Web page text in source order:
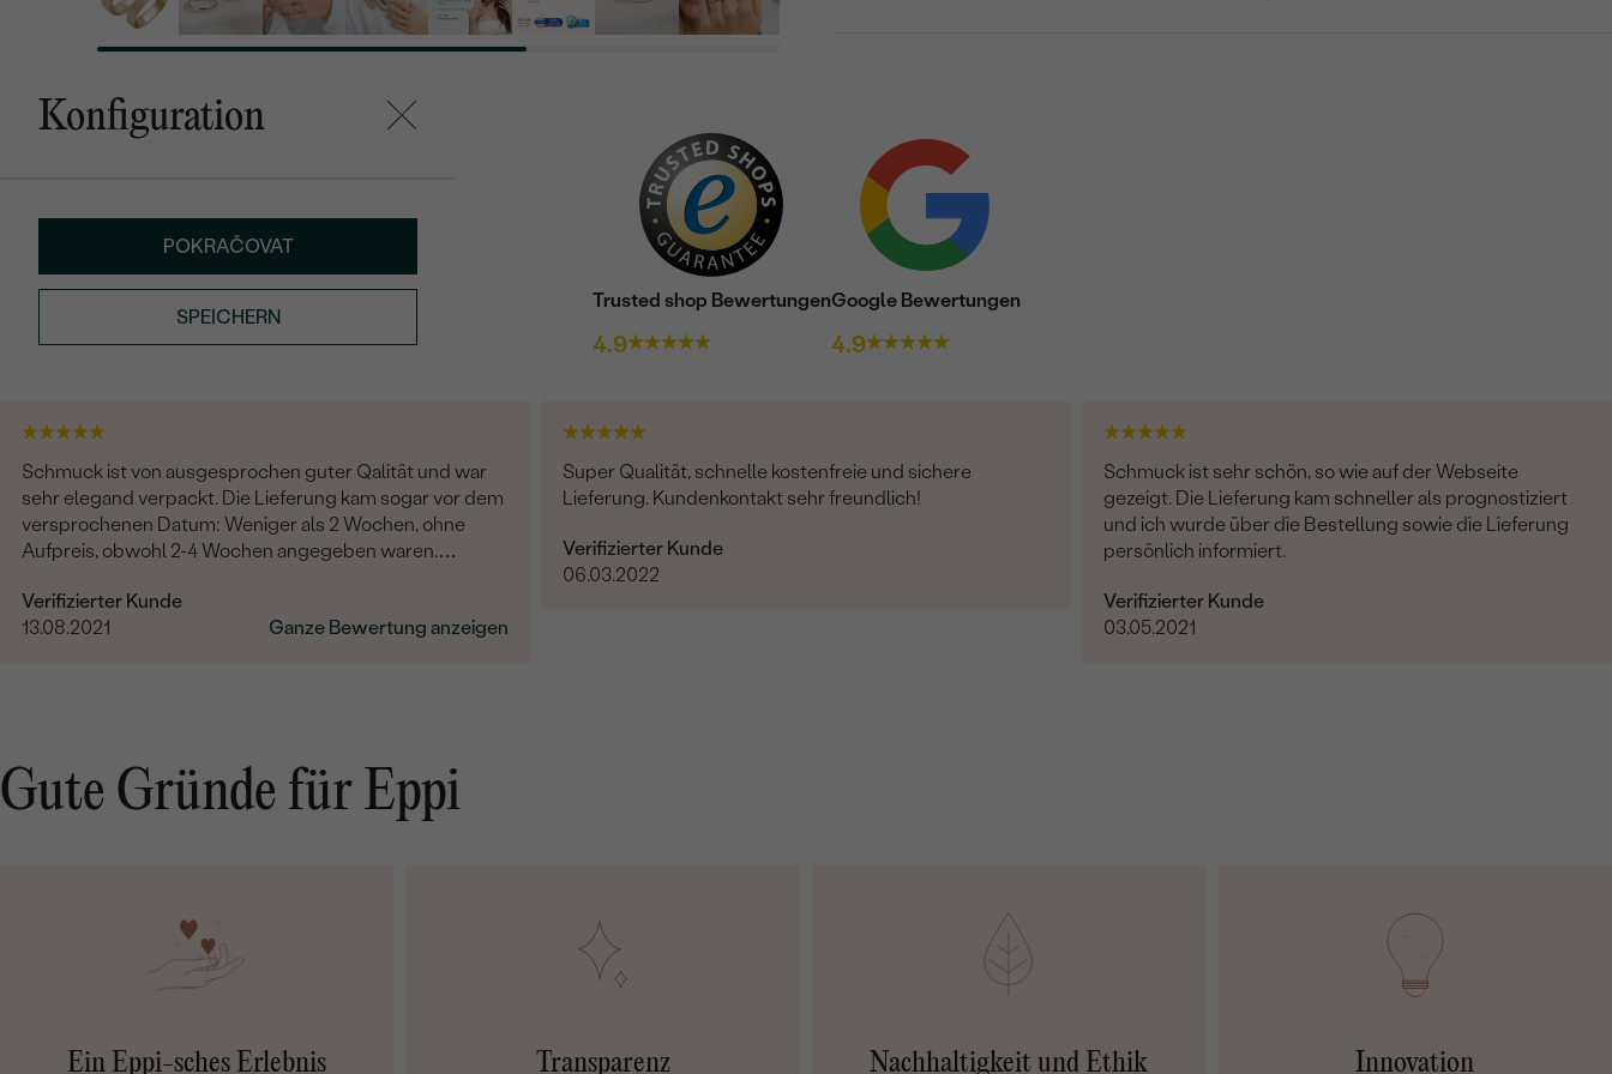
Konfiguration
POKRAČOVAT
SPEICHERN
Trusted shop Bewertungen
4.9
Google Bewertungen
4.9
Schmuck ist von ausgesprochen guter Qalität und war
sehr elegand verpackt. Die Lieferung kam sogar vor dem
versprochenen Datum: Weniger als 2 Wochen, ohne
Aufpreis, obwohl 2-4 Wochen angegeben waren.
sympathischen Kundenservice bestätigt. Wir werden in
Zukunft wieder bestellen. Vielen Dank!
Verifizierter Kunde
13.08.2021
Ganze Bewertung anzeigen
Super Qualität, schnelle kostenfreie und sichere
Lieferung. Kundenkontakt sehr freundlich!
Verifizierter Kunde
06.03.2022
Schmuck ist sehr schön, so wie auf der Webseite
gezeigt. Die Lieferung kam schneller als prognostiziert
und ich wurde über die Bestellung sowie die Lieferung
persönlich informiert.
Verifizierter Kunde
03.05.2021
Gute Gründe für Eppi
Ein Eppi-sches Erlebnis Transparenz Nachhaltigkeit und Ethik Innovation